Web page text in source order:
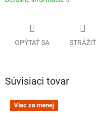
OPÝTAŤ SA STRÁŽIŤ
Súvisiaci tovar
Viac za menej